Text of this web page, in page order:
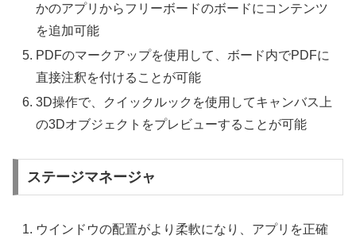
かのアプリからフリーボードのボードにコンテンツ
を追加可能
PDFのマークアップを使用して、ボード内でPDFに
直接注釈を付けることが可能
3D操作で、クイックルックを使用してキャンバス上
の3Dオブジェクトをプレビューすることが可能
ステージマネージャ
ウインドウの配置がより柔軟になり、アプリを正確